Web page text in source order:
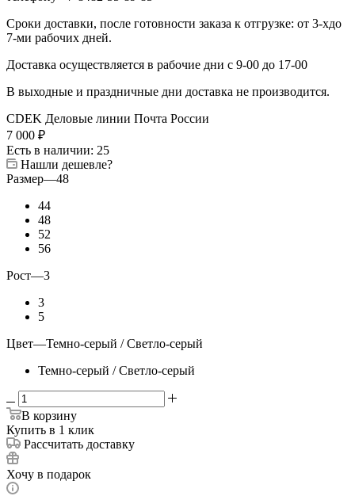
Сроки доставки, после готовности заказа к отгрузке: от 3-хдо
7-ми рабочих дней.
Доставка осуществляется в рабочие дни с 9-00 до 17-00
В выходные и праздничные дни доставка не производится.
CDEK Деловые линии Почта России
7 000 ₽
Есть в наличии: 25
Нашли дешевле?
Размер—48
44
48
52
56
Рост—3
3
5
Цвет—Темно-серый / Светло-серый
Темно-серый / Светло-серый
В корзину
Купить в 1 клик
Рассчитать доставку
Хочу в подарок